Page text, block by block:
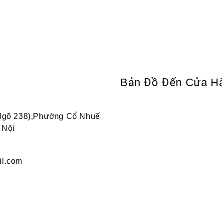
238),Phường Cổ Nhuế
Bản Đồ Đến Cửa